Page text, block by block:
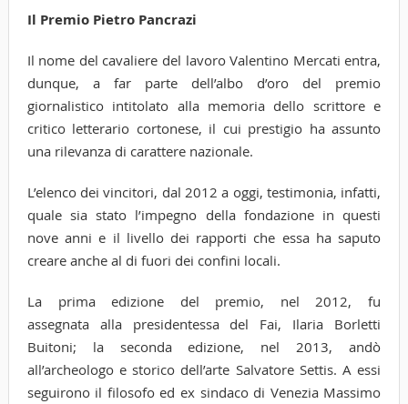
Il Premio Pietro Pancrazi
Il nome del cavaliere del lavoro Valentino Mercati entra,
dunque, a far parte dell’albo d’oro del premio
giornalistico intitolato alla memoria dello scrittore e
critico letterario cortonese, il cui prestigio ha assunto
una rilevanza di carattere nazionale.
L’elenco dei vincitori, dal 2012 a oggi, testimonia, infatti,
quale sia stato l’impegno della fondazione in questi
nove anni e il livello dei rapporti che essa ha saputo
creare anche al di fuori dei confini locali.
La prima edizione del premio, nel 2012, fu
assegnata alla presidentessa del Fai, Ilaria Borletti
Buitoni; la seconda edizione, nel 2013, andò
all’archeologo e storico dell’arte Salvatore Settis. A essi
seguirono il filosofo ed ex sindaco di Venezia Massimo